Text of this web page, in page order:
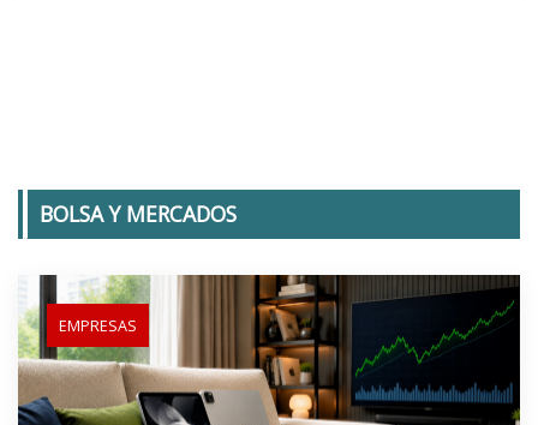
BOLSA Y MERCADOS
EMPRESAS